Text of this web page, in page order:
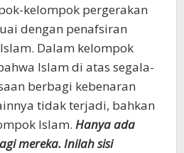
kelompok pergerakan
dengan penafsiran
Dalam kelompok
Islam di atas segala-
berbagi kebenaran
tidak terjadi, bahkan
Islam. Hanya ada
mereka. Inilah sisi